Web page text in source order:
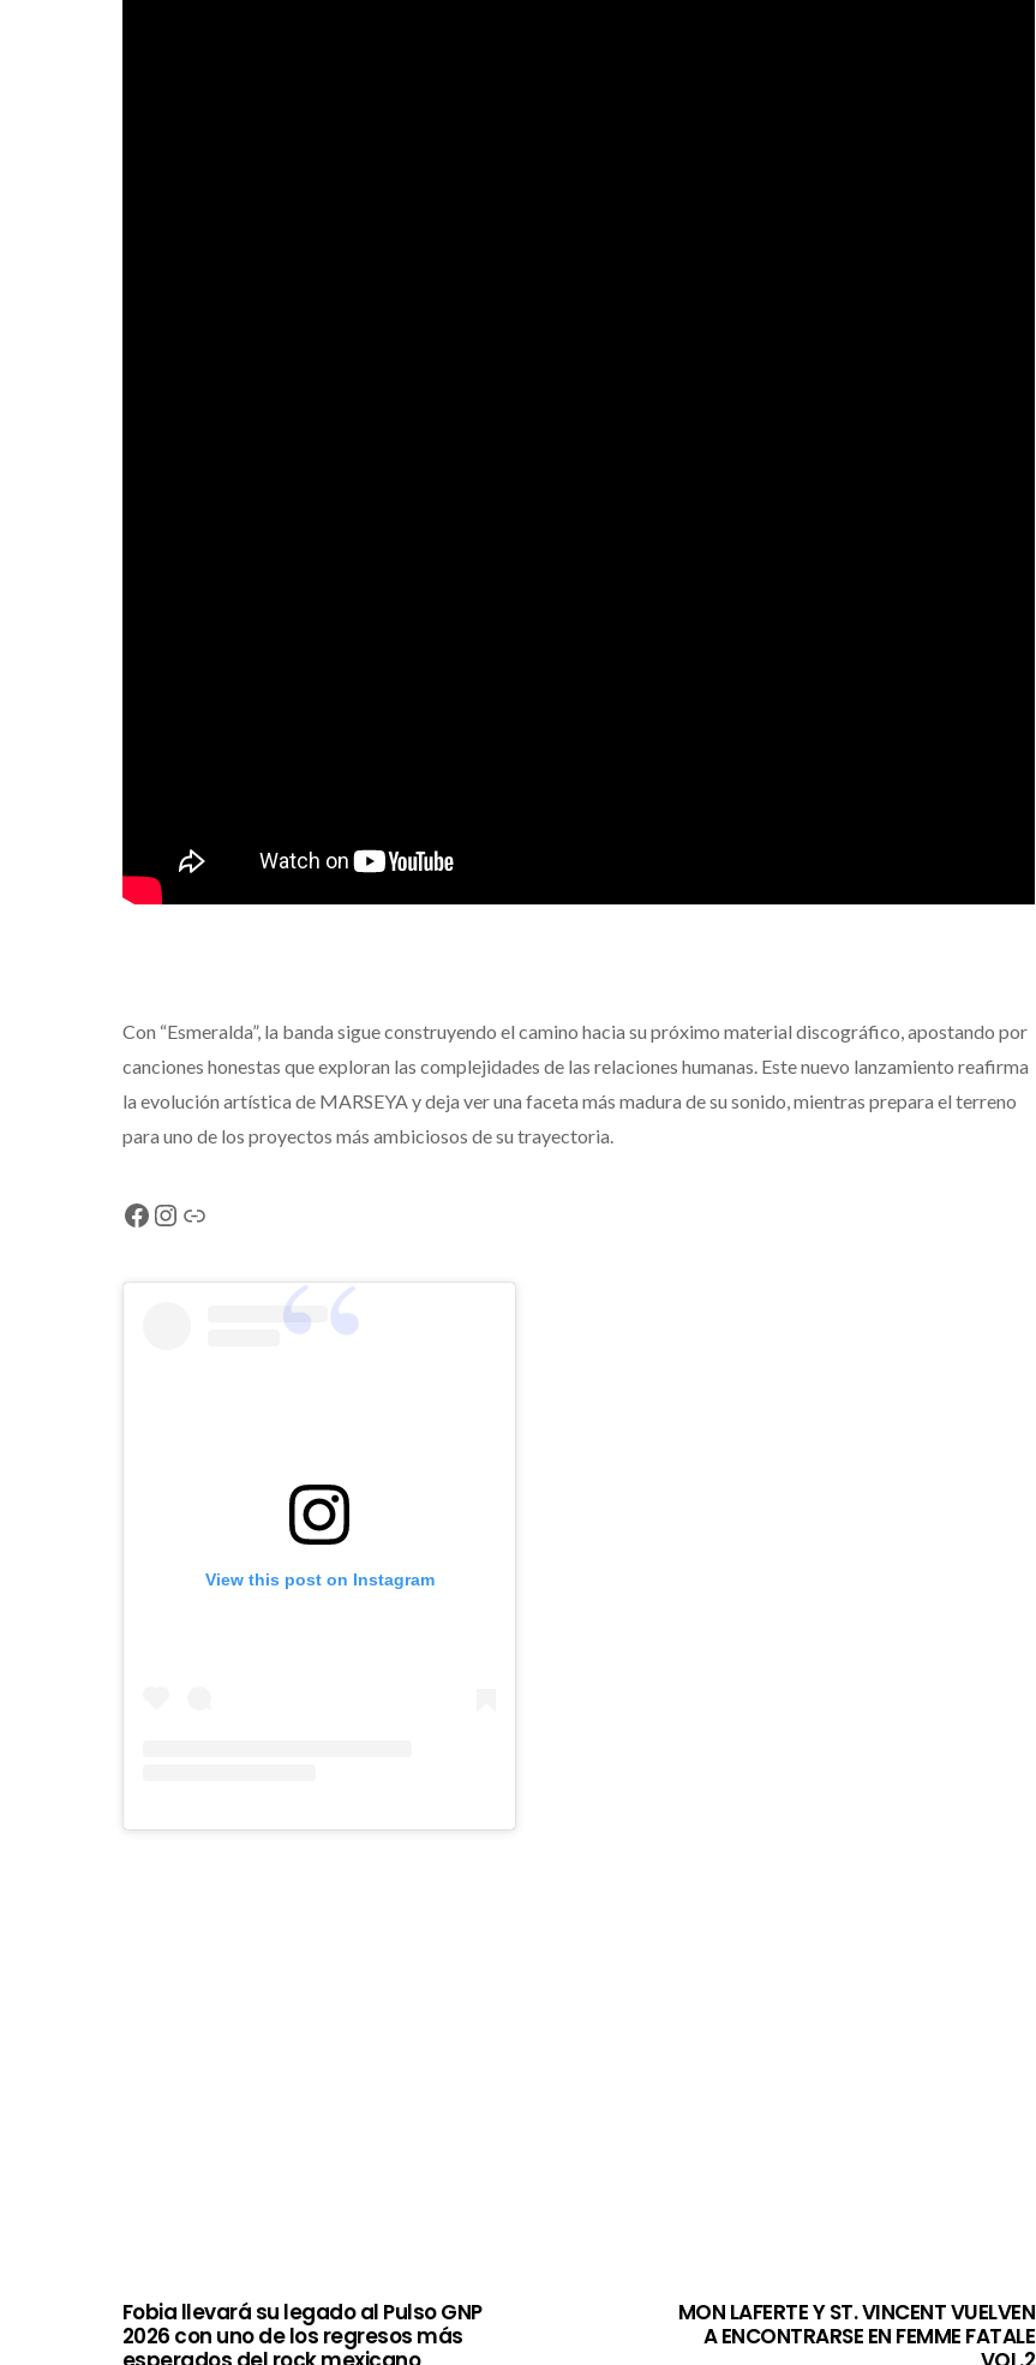
Con “Esmeralda”, la banda sigue construyendo el camino hacia su próximo material discográfico, apostando por
canciones honestas que exploran las complejidades de las relaciones humanas. Este nuevo lanzamiento reafirma
la evolución artística de MARSEYA y deja ver una faceta más madura de su sonido, mientras prepara el terreno
para uno de los proyectos más ambiciosos de su trayectoria.
Facebook
Instagram
Link
View this post on Instagram
Fobia llevará su legado al Pulso GNP
2026 con uno de los regresos más
MON LAFERTE Y ST. VINCENT VUELVEN
A ENCONTRARSE EN FEMME FATALE